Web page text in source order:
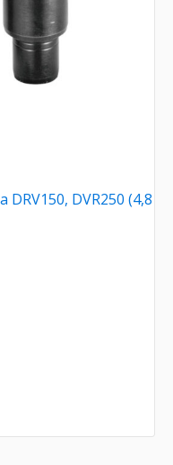
DVR250 (4,8